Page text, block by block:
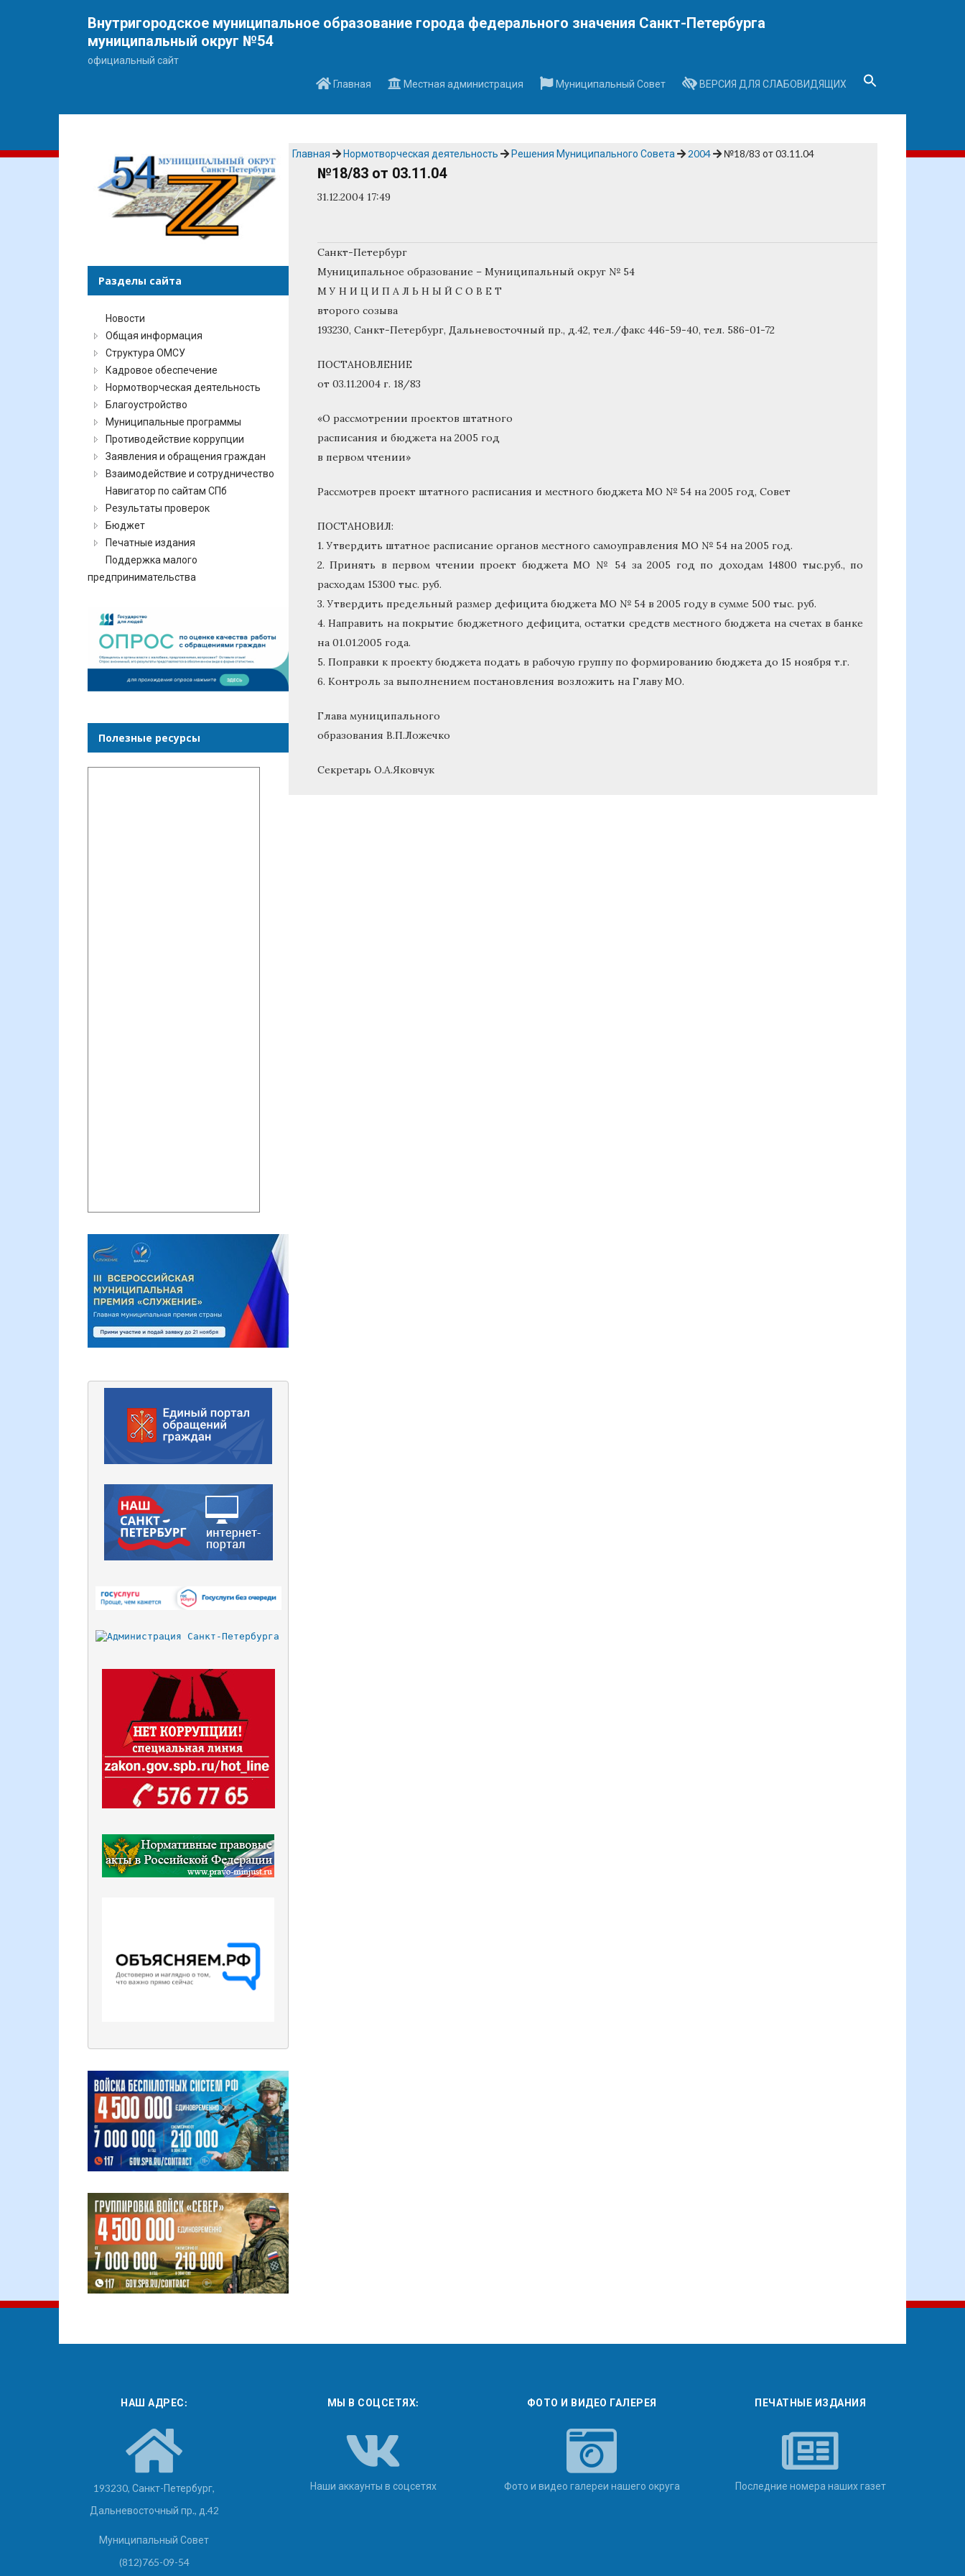
Внутригородское муниципальное образование города федерального значения Санкт-Петербурга
муниципальный округ №54
официальный сайт
Главная
Местная администрация Муниципальный Совет ВЕРСИЯ ДЛЯ СЛАБОВИДЯЩИХ
Главная Нормотворческая деятельность Решения Муниципального Совета 2004 №18/83 от 03.11.04
№18/83 от 03.11.04
31.12.2004 17:49
Санкт-Петербург
Муниципальное образование – Муниципальный округ № 54
М У Н И Ц И П А Л Ь Н Ы Й С О В Е Т
второго созыва
193230, Санкт-Петербург, Дальневосточный пр., д.42, тел./факс 446-59-40, тел. 586-01-72
ПОСТАНОВЛЕНИЕ
от 03.11.2004 г. 18/83
«О рассмотрении проектов штатного
расписания и бюджета на 2005 год
в первом чтении»
Рассмотрев проект штатного расписания и местного бюджета МО № 54 на 2005 год, Совет
ПОСТАНОВИЛ:
1. Утвердить штатное расписание органов местного самоуправления МО № 54 на 2005 год.
2. Принять в первом чтении проект бюджета МО № 54 за 2005 год по доходам 14800 тыс.руб., по
расходам 15300 тыс. руб.
3. Утвердить предельный размер дефицита бюджета МО № 54 в 2005 году в сумме 500 тыс. руб.
4. Направить на покрытие бюджетного дефицита, остатки средств местного бюджета на счетах в банке
на 01.01.2005 года.
5. Поправки к проекту бюджета подать в рабочую группу по формированию бюджета до 15 ноября т.г.
6. Контроль за выполнением постановления возложить на Главу МО.
Глава муниципального
образования В.П.Ложечко
Секретарь О.А.Яковчук
Разделы сайта
Новости
Общая информация
Структура ОМСУ
Кадровое обеспечение
Нормотворческая деятельность
Благоустройство
Муниципальные программы
Противодействие коррупции
Заявления и обращения граждан
Взаимодействие и сотрудничество
Навигатор по сайтам СПб
Результаты проверок
Бюджет
Печатные издания
Поддержка малого
предпринимательства
Полезные ресурсы
НАШ АДРЕС:
193230, Санкт-Петербург,
Дальневосточный пр., д.42
Муниципальный Совет
(812)765-09-54
МЫ В СОЦСЕТЯХ:
Наши аккаунты в соцсетях
ФОТО И ВИДЕО ГАЛЕРЕЯ
Фото и видео галереи нашего округа
ПЕЧАТНЫЕ ИЗДАНИЯ
Последние номера наших газет